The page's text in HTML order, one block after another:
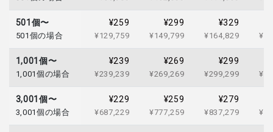
501個〜
501個の場合
¥259
¥129,759
¥299
¥149,799
¥329
¥164,829
1,001個〜
1,001個の場合
¥239
¥239,239
¥269
¥269,269
¥299
¥299,299
3,001個〜
3,001個の場合
¥229
¥687,229
¥259
¥777,259
¥279
¥837,279